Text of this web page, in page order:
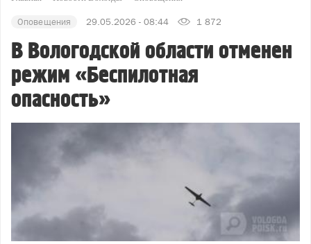
Оповещения 29.05.2026 - 08:44 1 872
В Вологодской области отменен
режим «Беспилотная
опасность»